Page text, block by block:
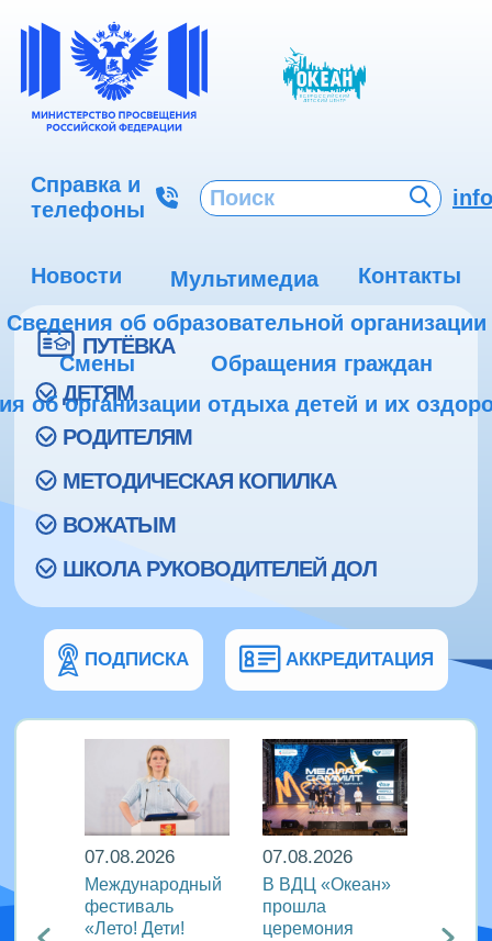
Справка и
телефоны
Новости Мультимедиа
Контакты
Сведения об образовательной организации
Смены
Обращения граждан
об организации отдыха детей и их
ПУТЁВКА
ДЕТЯМ
РОДИТЕЛЯМ
МЕТОДИЧЕСКАЯ КОПИЛКА
ВОЖАТЫМ
ШКОЛА РУКОВОДИТЕЛЕЙ ДОЛ
ПОДПИСКА АККРЕДИТАЦИЯ
07.08.2026
Международный
фестиваль
«Лето! Дети!
07.08.2026
В ВДЦ «Океан»
прошла
церемония